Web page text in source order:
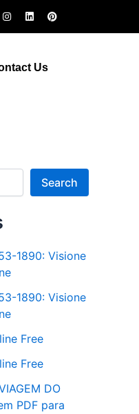
I
n
r
L
i
i
P
i
Us
Search
1890: Visione
1890: Visione
Free
Free
DO
PDF para